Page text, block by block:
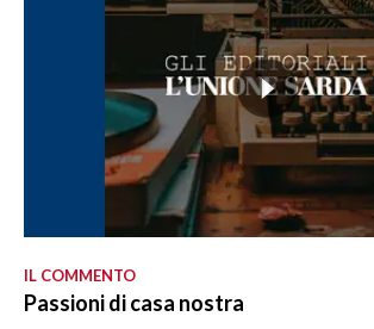
IL COMMENTO
Passioni di casa nostra